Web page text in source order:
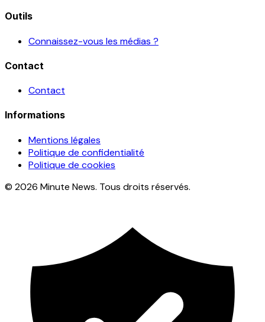
Outils
Connaissez-vous les médias ?
Contact
Contact
Informations
Mentions légales
Politique de confidentialité
Politique de cookies
© 2026 Minute News. Tous droits réservés.